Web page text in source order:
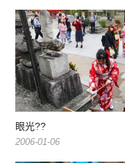
眼光??
2006-01-06